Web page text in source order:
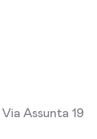
Via Assunta 19